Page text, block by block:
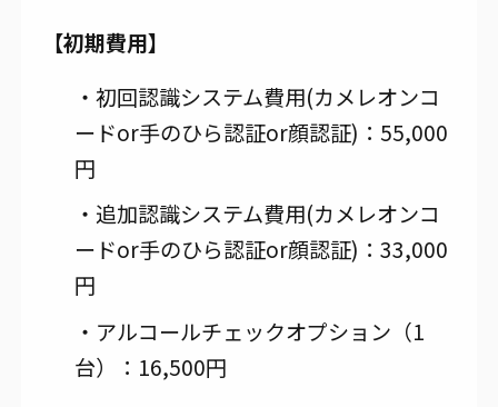
【初期費用】
・初回認識システム費用(カメレオンコ
ードor手のひら認証or顔認証)：55,000
円
・追加認識システム費用(カメレオンコ
ードor手のひら認証or顔認証)：33,000
円
・アルコールチェックオプション（1
台）：16,500円